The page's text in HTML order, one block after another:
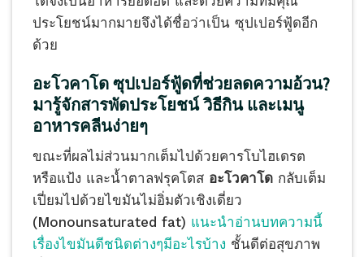
ประโยชน์มากมายจึงได้ชื่อว่าเป็น ซุปเปอร์ฟู้ดอีก
ด้วย
อะโวคาโด ซุปเปอร์ฟู้ดที่ช่วยลดความอ้วน?
มารู้จักสารพัดประโยชน์ วิธีกิน และเมนู
อาหารคลีนง่ายๆ
ขณะที่ผลไม่ส่วนมากเต็มไปด้วยคารโบไฮเดรต
หรือแป้ง และน้ำตาลฟรุคโตส อะโวคาโด กลับเต็ม
เปี่ยมไปด้วยไขมันไม่อิ่มตัวเชิงเดี่ยว
(Monounsaturated fat) แนะนำอ่านบทความนี้
เรื่องไขมันดีชนิดต่างๆมีอะไรบ้าง ชั้นดีต่อสุขภาพ